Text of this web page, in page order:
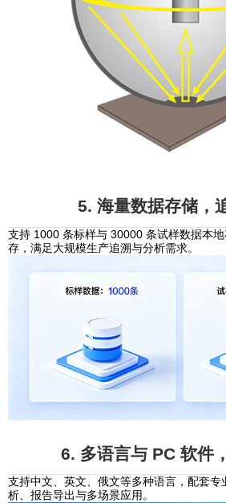
5. 海量数据存储，
支持 1000 条标样与 30000 条试样数据本
存，满足大规模生产追溯与分析需求。
6. 多语言与 PC 软件
支持中文、英文、俄文等多种语言，配套
析、报告导出与多场景应用。